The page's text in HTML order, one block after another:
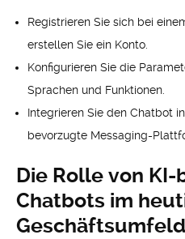
Registrieren Sie sich bei
erstellen Sie ein Konto.
Konfigurieren Sie die
Sprachen und Funktionen.
Integrieren Sie den Chatbot
bevorzugte Messaging-
Die Rolle von KI-
Chatbots im
Geschäftsumfeld